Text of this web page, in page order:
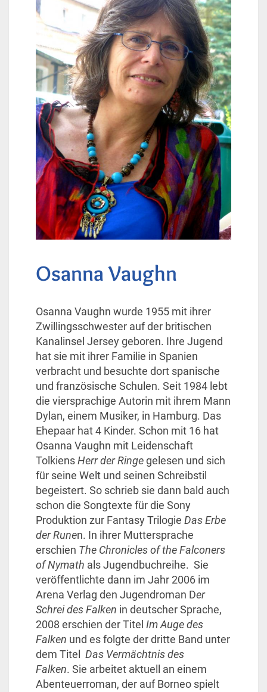
Osanna Vaughn
Osanna Vaughn wurde 1955 mit ihrer
Zwillingsschwester auf der britischen
Kanalinsel Jersey geboren. Ihre Jugend
hat sie mit ihrer Familie in Spanien
verbracht und besuchte dort spanische
und französische Schulen. Seit 1984 lebt
die viersprachige Autorin mit ihrem Mann
Dylan, einem Musiker, in Hamburg. Das
Ehepaar hat 4 Kinder. Schon mit 16 hat
Osanna Vaughn mit Leidenschaft
TolkiensHerr der Ringegelesen und sich
für seine Welt und seinen Schreibstil
begeistert. So schrieb sie dann bald auch
schon die Songtexte für die Sony
Produktion zur Fantasy Trilogie Das Erbe
der Runen. In ihrer Muttersprache
erschien The Chronicles of the Falconers
of Nymath als Jugendbuchreihe. Sie
veröffentlichte dann im Jahr 2006 im
Arena Verlag den Jugendroman Der
Schrei des Falken in deutscher Sprache,
2008 erschien der Titel Im Auge des
Falken und es folgte der dritte Band unter
dem Titel Das Vermächtnis des
Falken. Sie arbeitet aktuell an einem
Abenteuerroman, der auf Borneo spielt